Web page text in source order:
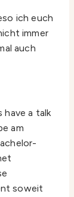
ich euch
immer
auch
have a talk
am
soweit